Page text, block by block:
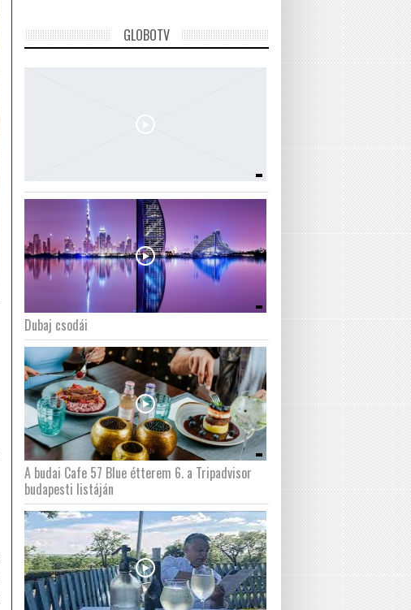
GLOBOTV
Dubaj csodái
A budai Cafe 57 Blue étterem 6. a Tripadvisor
budapesti listáján